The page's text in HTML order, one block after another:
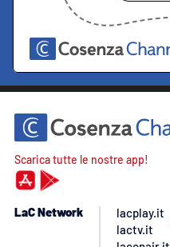
Scarica tutte le nostre app!
LaC Network
lacplay.it
lactv.it